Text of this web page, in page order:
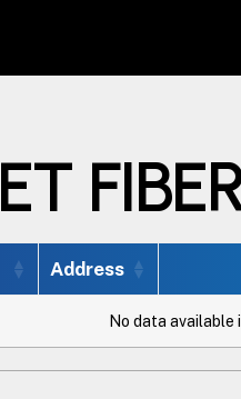
Address
No data available